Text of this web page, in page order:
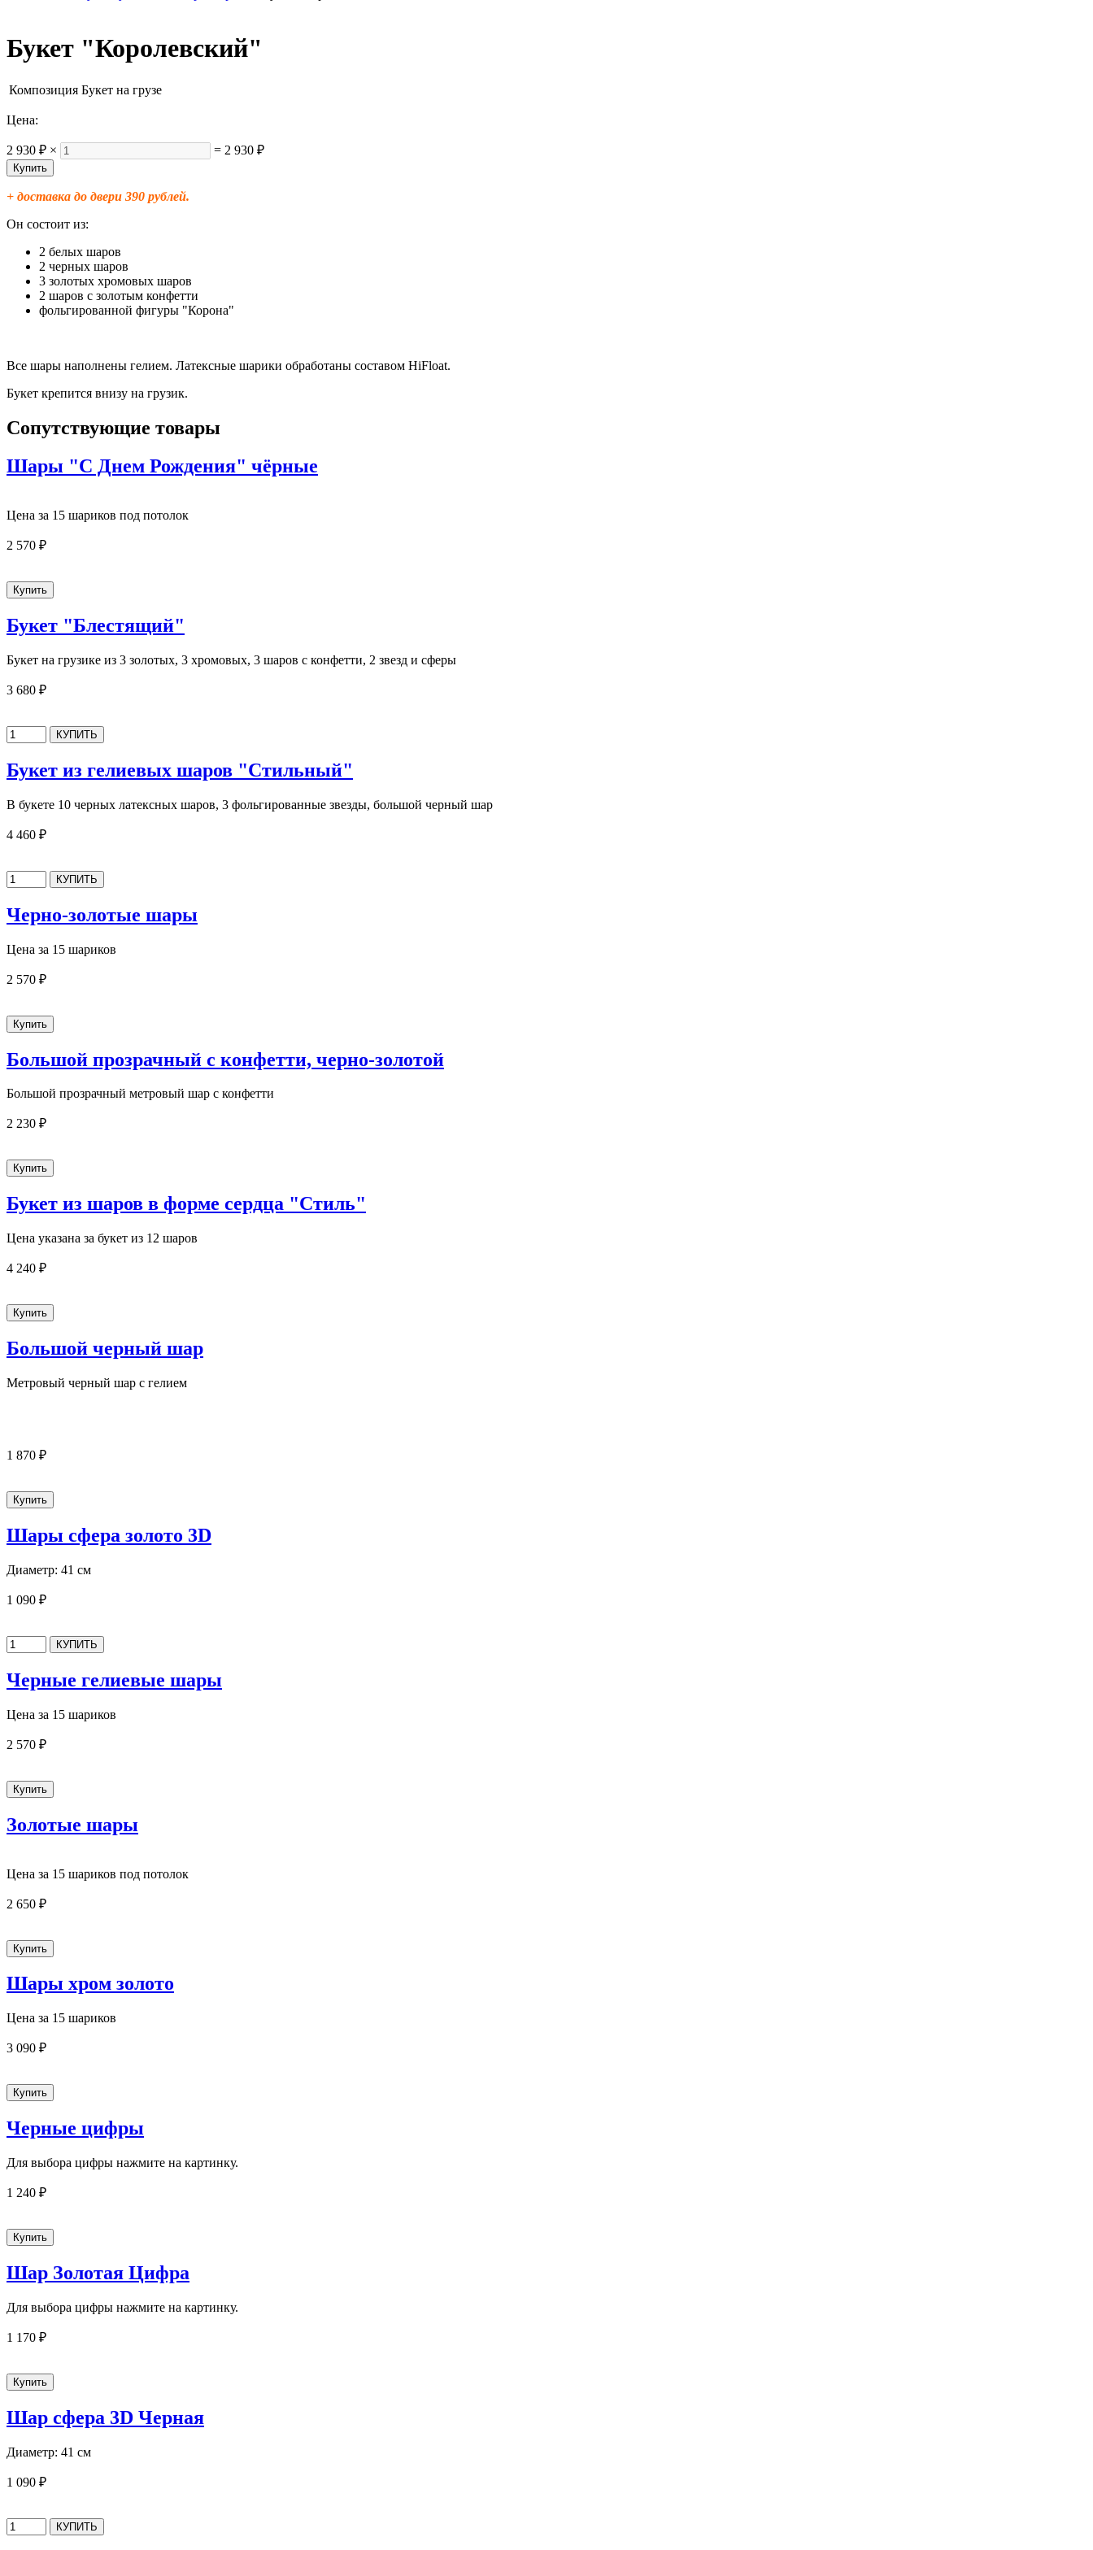
Букет "Королевский"
Композиция Букет на грузе
Цена:
2 930 ₽ × = 2 930 ₽
+ доставка до двери 390 рублей.
Он состоит из:
2 белых шаров
2 черных шаров
3 золотых хромовых шаров
2 шаров с золотым конфетти
фольгированной фигуры "Корона"
Все шары наполнены гелием. Латексные шарики обработаны составом HiFloat.
Букет крепится внизу на грузик.
Сопутствующие товары
Шары "С Днем Рождения" чёрные
Цена за 15 шариков под потолок
2 570 ₽
Букет "Блестящий"
Букет на грузике из 3 золотых, 3 хромовых, 3 шаров с конфетти, 2 звезд и сферы
3 680 ₽
Букет из гелиевых шаров "Стильный"
В букете 10 черных латексных шаров, 3 фольгированные звезды, большой черный шар
4 460 ₽
Черно-золотые шары
Цена за 15 шариков
2 570 ₽
Большой прозрачный с конфетти, черно-золотой
Большой прозрачный метровый шар с конфетти
2 230 ₽
Букет из шаров в форме сердца "Стиль"
Цена указана за букет из 12 шаров
4 240 ₽
Большой черный шар
Метровый черный шар с гелием
1 870 ₽
Шары сфера золото 3D
Диаметр: 41 см
1 090 ₽
Черные гелиевые шары
Цена за 15 шариков
2 570 ₽
Золотые шары
Цена за 15 шариков под потолок
2 650 ₽
Шары хром золото
Цена за 15 шариков
3 090 ₽
Черные цифры
Для выбора цифры нажмите на картинку.
1 240 ₽
Шар Золотая Цифра
Для выбора цифры нажмите на картинку.
1 170 ₽
Шар сфера 3D Черная
Диаметр: 41 см
1 090 ₽